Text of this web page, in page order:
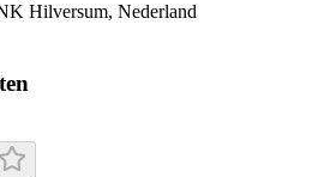
Hilversum, Nederland